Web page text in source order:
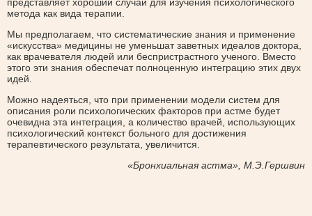
метода как вида терапии.
Мы предполагаем, что систематические знания и применение
«искусства» медицины не уменьшат заветных идеалов доктора,
как врачевателя людей или беспристрастного ученого. Вместо
этого эти знания обеспечат полноценную интеграцию этих двух
идей.
Можно надеяться, что при применении модели систем для
описания роли психологических факторов при астме будет
очевидна эта интеграция, а количество врачей, использующих
психологический контекст больного для достижения
терапевтического результата, увеличится.
«Бронхиальная астма», М.Э.Гершвин